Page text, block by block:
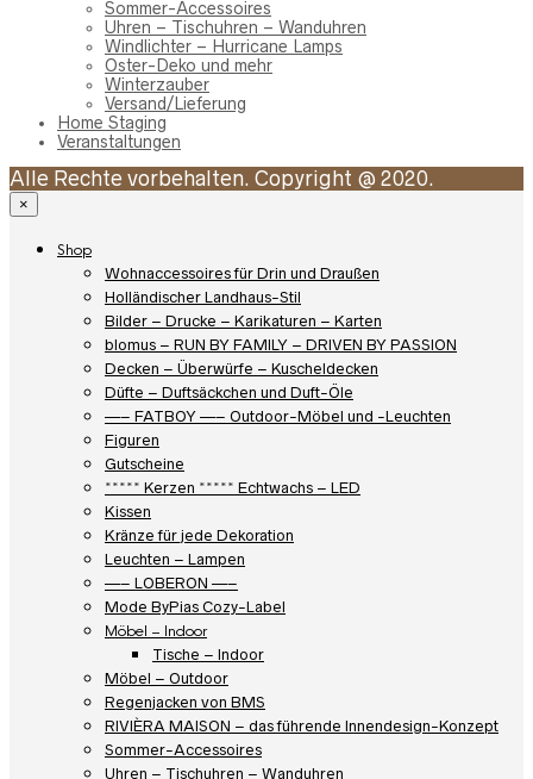
Sommer-Accessoires
Uhren – Tischuhren – Wanduhren
Windlichter – Hurricane Lamps
Oster-Deko und mehr
Winterzauber
Versand/Lieferung
Home Staging
Veranstaltungen
Alle Rechte vorbehalten. Copyright @ 2020.
×
Shop
Wohnaccessoires für Drin und Draußen
Holländischer Landhaus-Stil
Bilder – Drucke – Karikaturen – Karten
blomus – RUN BY FAMILY – DRIVEN BY PASSION
Decken – Überwürfe – Kuscheldecken
Düfte – Duftsäckchen und Duft-Öle
—– FATBOY —– Outdoor-Möbel und -Leuchten
Figuren
Gutscheine
***** Kerzen ***** Echtwachs – LED
Kissen
Kränze für jede Dekoration
Leuchten – Lampen
—– LOBERON —–
Mode ByPias Cozy-Label
Möbel – Indoor
Tische – Indoor
Möbel – Outdoor
Regenjacken von BMS
RIVIÈRA MAISON – das führende Innendesign-Konzept
Sommer-Accessoires
Uhren – Tischuhren – Wanduhren